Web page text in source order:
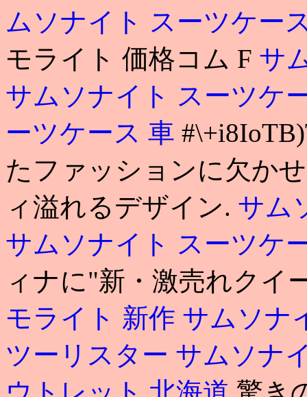
ムソナイト スーツケー
モライト 価格コム F サ
サムソナイト スーツケ
ーツケース 車
たファッションに欠か
ィ溢れるデザイン. サム
サムソナイト スーツケ
ィナに"新・激売れクイ
モライト 新作 サムソナ
ツーリスター サムソナ